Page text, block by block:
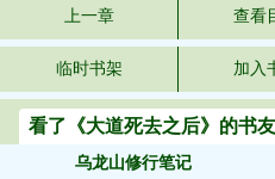
上一章 查看
临时书架 加入
看了《大道死去之后》的书
乌龙山修行笔记